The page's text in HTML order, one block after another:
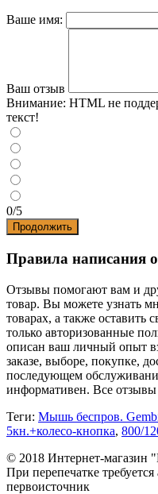
Ваше имя:
Ваш отзыв
Внимание: HTML не
текст!
0/5
Продолжить
Правила написания
Отзывы помогают вам и
товар. Вы можете узнать
товарах, а также оставить
только авторизованные
описан ваш личный опыт
заказе, выборе, покупке,
последующем
информативен. Все
Теги: Мышь беспров.
5кн.+колесо-кнопка, 800/
© 2018 Интернет-магазин
При перепечатке
первоисточник